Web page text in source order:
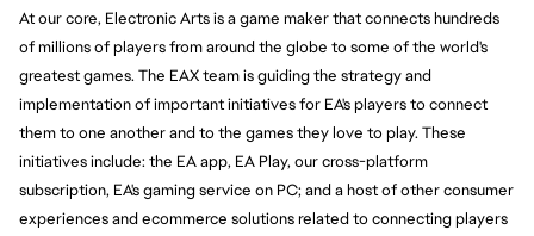
At our core, Electronic Arts is a game maker that connects hundreds
of millions of players from around the globe to some of the world's
greatest games. The EAX team is guiding the strategy and
implementation of important initiatives for EA's players to connect
them to one another and to the games they love to play. These
initiatives include: the EA app, EA Play, our cross-platform
subscription, EA's gaming service on PC; and a host of other consumer
experiences and ecommerce solutions related to connecting players